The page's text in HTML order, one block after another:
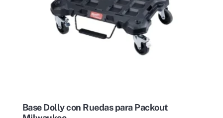
Base Dolly con Ruedas para Packout